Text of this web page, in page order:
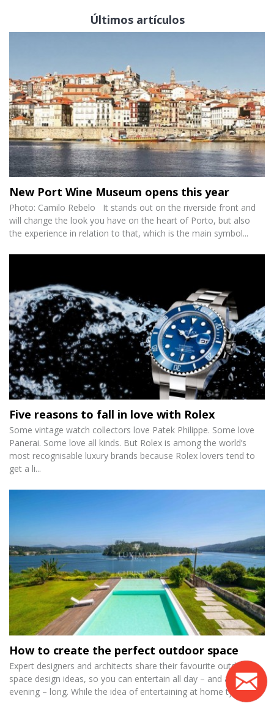
Últimos artículos
New Port Wine Museum opens this year
Photo: Camilo Rebelo It stands out on the riverside front and
will change the look you have on the heart of Porto, but also
the experience in relation to that, which is the main symbol...
Five reasons to fall in love with Rolex
Some vintage watch collectors love Patek Philippe. Some love
Panerai. Some love all kinds. But Rolex is among the world’s
most recognisable luxury brands because Rolex lovers tend to
get a li...
How to create the perfect outdoor space
Expert designers and architects share their favourite outdoor
space design ideas, so you can entertain all day – and all
evening – long. While the idea of entertaining at home typica...